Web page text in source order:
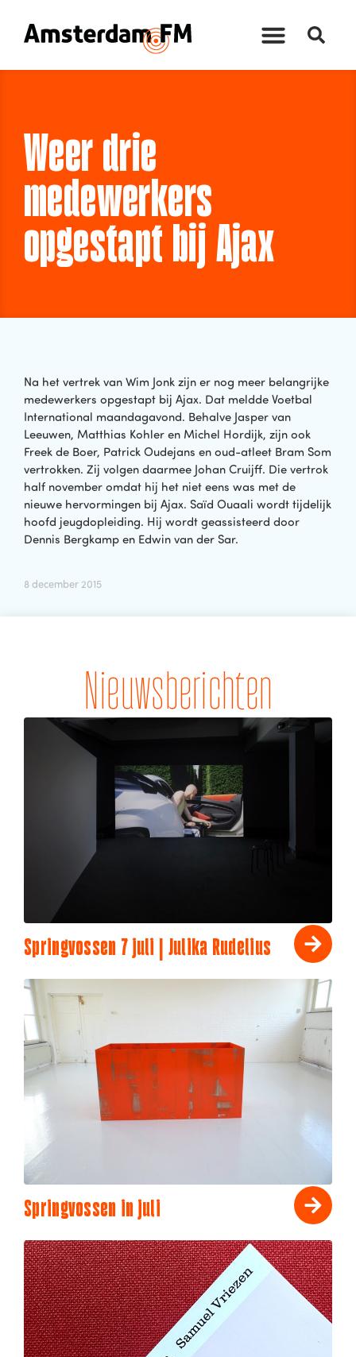
Weer drie
medewerkers
opgestapt bij Ajax
Na het vertrek van Wim Jonk zijn er nog meer belangrijke
medewerkers opgestapt bij Ajax. Dat meldde Voetbal
International maandagavond. Behalve Jasper van
Leeuwen, Matthias Kohler en Michel Hordijk, zijn ook
Freek de Boer, Patrick Oudejans en oud-atleet Bram Som
vertrokken. Zij volgen daarmee Johan Cruijff. Die vertrok
half november omdat hij het niet eens was met de
nieuwe hervormingen bij Ajax. Saïd Ouaali wordt tijdelijk
hoofd jeugdopleiding. Hij wordt geassisteerd door
Dennis Bergkamp en Edwin van der Sar.
8 december 2015
Nieuwsberichten
Springvossen 7 juli | Julika Rudelius
Springvossen in juli